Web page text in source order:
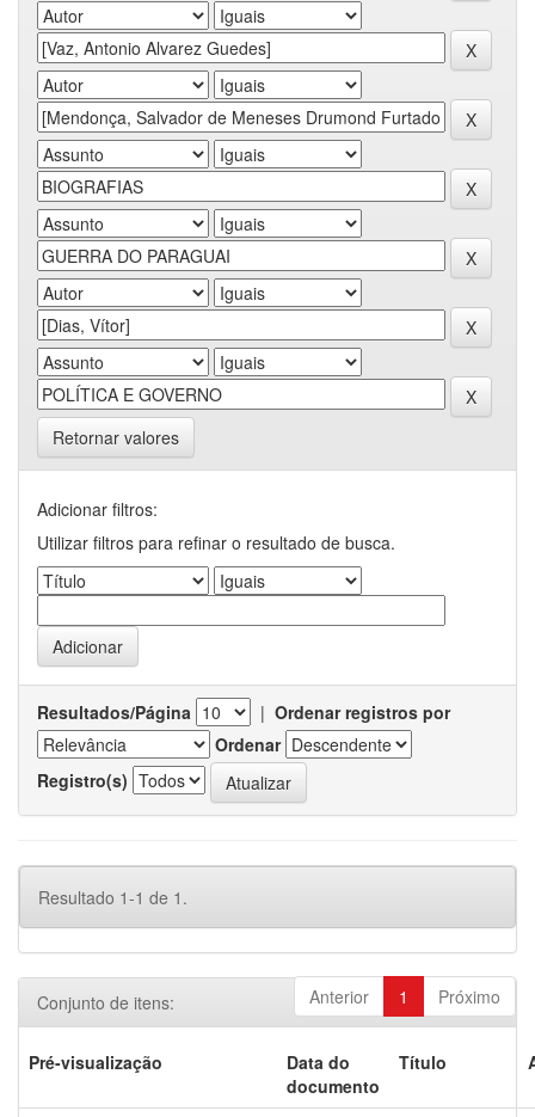
Retornar valores
Adicionar filtros:
Utilizar filtros para refinar o resultado de busca.
Resultados/Página | Ordenar registros por
Ordenar
Registro(s)
Resultado 1-1 de 1.
Anterior 1 Próximo
Conjunto de itens:
Pré-visualização
Data do
documento
Título